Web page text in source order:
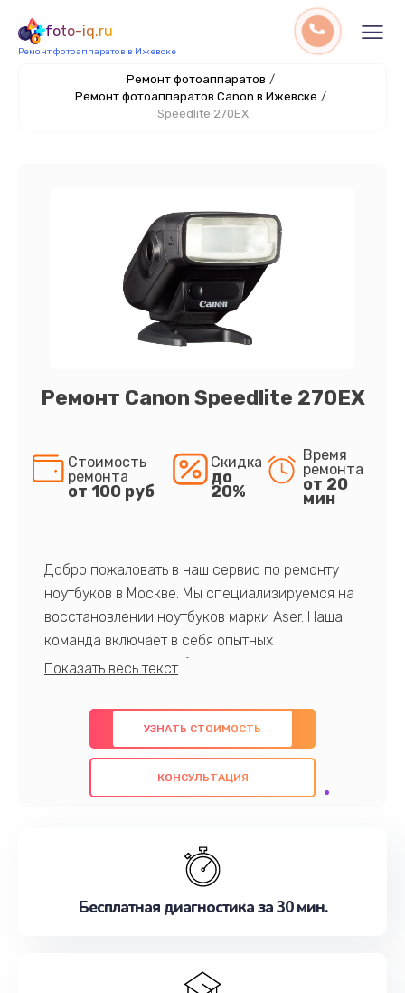
foto-iq.ru
Ремонт фотоаппаратов в Ижевске
Ремонт фотоаппаратов /
Ремонт фотоаппаратов Canon в Ижевске /
Speedlite 270EX
Ремонт Canon Speedlite 270EX
Стоимость
ремонта
от 100 руб
Скидка
до
20%
Время
ремонта
от 20
мин
Добро пожаловать в наш сервис по ремонту
ноутбуков в Москве. Мы специализируемся на
восстановлении ноутбуков марки Aser. Наша
команда включает в себя опытных
профессионалов с обширными знаниями и
предлагаем быстрый и качественный ремонт с
использованием оригинальных компонентов, а
также гарантируем качество всех
проведенных работ. Наша цель - предоставить
наилучшим образом. Не медлите записаться на
УЗНАТЬ СТОИМОСТЬ
КОНСУЛЬТАЦИЯ
Бесплатная диагностика за 30 мин.